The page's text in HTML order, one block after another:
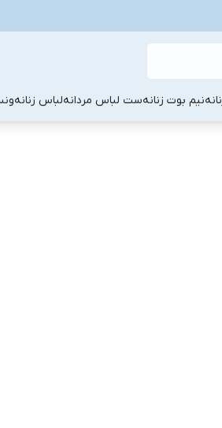
نیم بوت زنانهست لباس مردانهلباس زنانه